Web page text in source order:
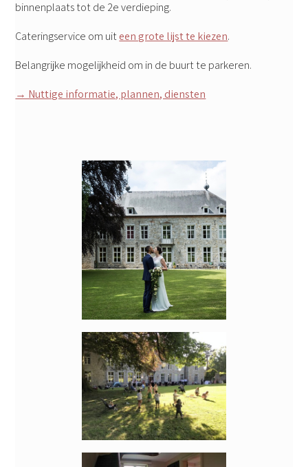
binnenplaats tot de 2e verdieping.
Cateringservice om uiteen grote lijst te kiezen.
Belangrijke mogelijkheid om in de buurt te parkeren.
→ Nuttige informatie, plannen, diensten